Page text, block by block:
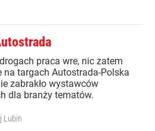
praca wre, nic zatem
na targach Autostrada-Polska
zabrakło wystawców
dla branży tematów.
Lubin